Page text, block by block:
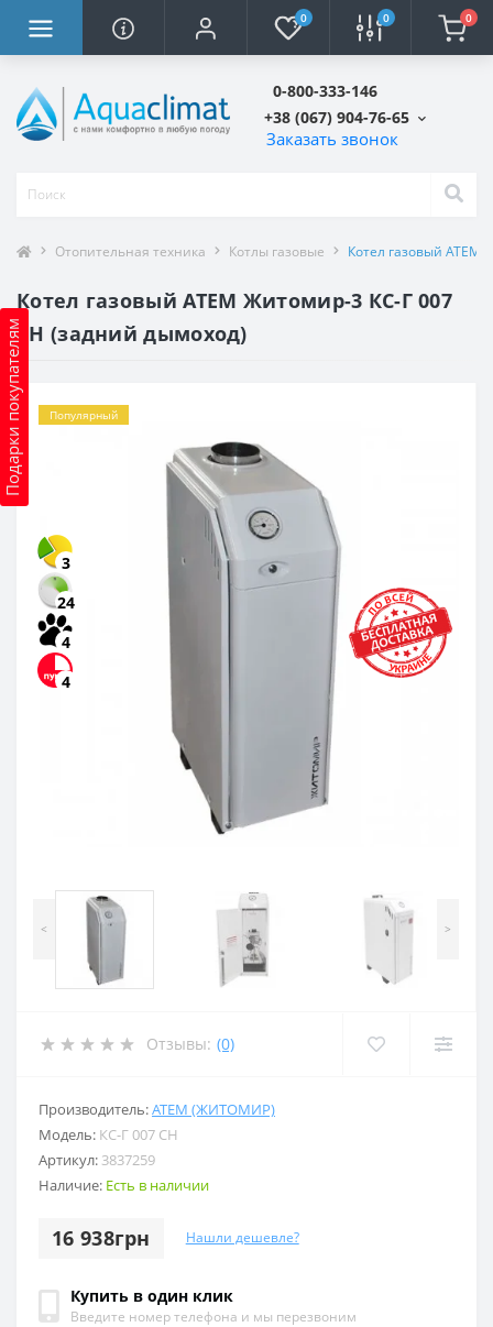
0 0 0
0-800-333-146
+38 (067) 904-76-65
Заказать звонок
Подарки покупателям
Отопительная техника Котлы газовые Котел газовый АТЕМ
Котел газовый АТЕМ Житомир-3 КС-Г 007
СН (задний дымоход)
Популярный
3
24
4
4
< >
Отзывы: (0)
Производитель:АТЕМ (ЖИТОМИР)
Модель: КС-Г 007 СН
Артикул: 3837259
Наличие: Есть в наличии
16 938грн Нашли дешевле?
Купить в один клик
Введите номер телефона и мы перезвоним